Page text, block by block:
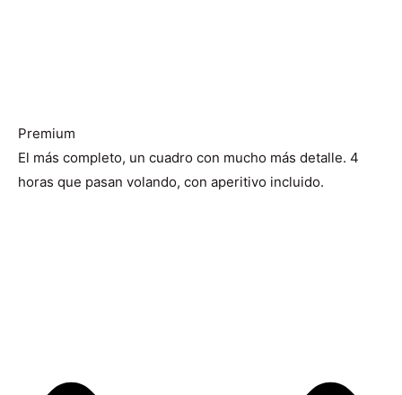
Premium
El más completo, un cuadro con mucho más detalle. 4
horas que pasan volando, con aperitivo incluido.